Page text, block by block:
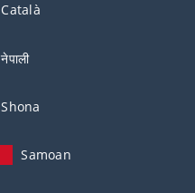
Català
नेपाली
Shona
Samoan